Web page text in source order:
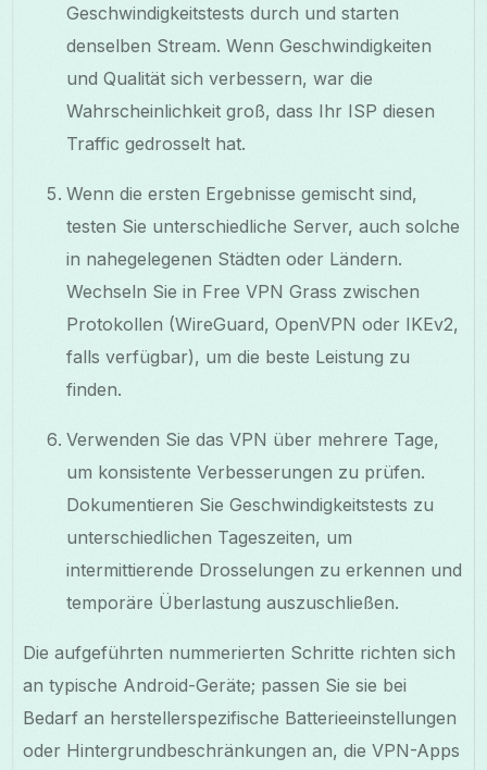
Geschwindigkeitstests durch und starten
denselben Stream. Wenn Geschwindigkeiten
und Qualität sich verbessern, war die
Wahrscheinlichkeit groß, dass Ihr ISP diesen
Traffic gedrosselt hat.
Wenn die ersten Ergebnisse gemischt sind,
testen Sie unterschiedliche Server, auch solche
in nahegelegenen Städten oder Ländern.
Wechseln Sie in Free VPN Grass zwischen
Protokollen (WireGuard, OpenVPN oder IKEv2,
falls verfügbar), um die beste Leistung zu
finden.
Verwenden Sie das VPN über mehrere Tage,
um konsistente Verbesserungen zu prüfen.
Dokumentieren Sie Geschwindigkeitstests zu
unterschiedlichen Tageszeiten, um
intermittierende Drosselungen zu erkennen und
temporäre Überlastung auszuschließen.
Die aufgeführten nummerierten Schritte richten sich
an typische Android-Geräte; passen Sie sie bei
Bedarf an herstellerspezifische Batterieeinstellungen
oder Hintergrundbeschränkungen an, die VPN-Apps